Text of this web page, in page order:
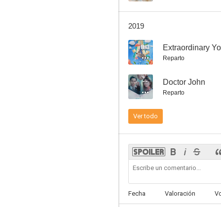
--
Chunhwa Love Story
--
2019
8.3 Extraordinary
Reparto
-- Doctor John
Reparto
Ver todo
Fecha Valoración